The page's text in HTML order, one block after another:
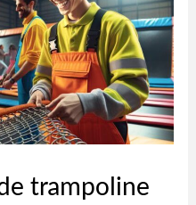
trampoline